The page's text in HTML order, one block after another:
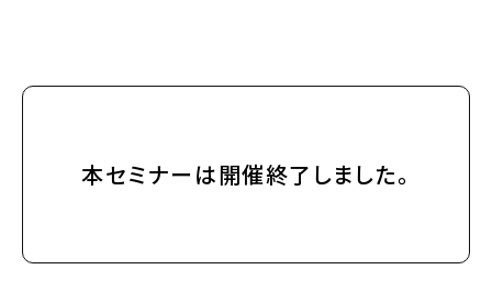
本セミナーは開催終了しました。